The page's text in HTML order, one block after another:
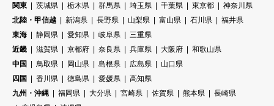
関東
茨城県 栃木県 群馬県 埼玉県 千葉県 東京都
神奈川県
北陸・甲信越
新潟県 長野県 山梨県 富山県 石川県
福井県
東海
静岡県 愛知県 岐阜県
三重県
近畿
滋賀県 京都府 奈良県 兵庫県 大阪府
和歌山県
中国
鳥取県 岡山県 島根県 広島県
山口県
四国
香川県 徳島県 愛媛県
高知県
九州・沖縄
福岡県 大分県 宮崎県 佐賀県 熊本県
長崎県